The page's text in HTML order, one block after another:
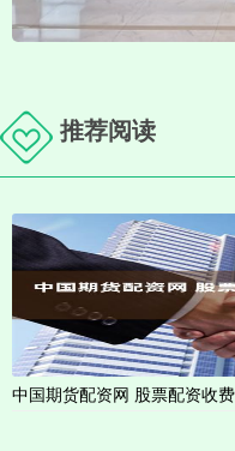
推荐阅读
中国期货配资网 股票配资收